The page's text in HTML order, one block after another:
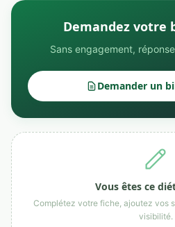
Demandez votre
Sans engagement,
Demander un
Vous êtes ce
Complétez votre fiche, ajoutez vos
visibilité.